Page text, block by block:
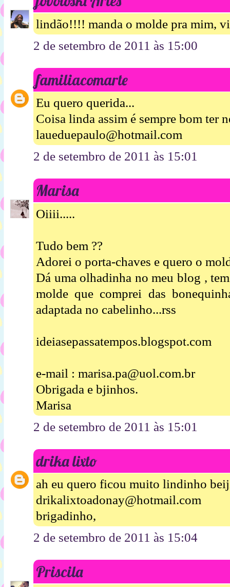
lindão!!!! manda o molde pra mim,
2 de setembro de 2011 às 15:00
familiacomarte
Eu quero querida...
Coisa linda assim é sempre bom ter
laueduepaulo@hotmail.com
2 de setembro de 2011 às 15:01
Marisa
Oiiii.....
Tudo bem ??
Adorei o porta-chaves e quero o
Dá uma olhadinha no meu blog ,
molde que comprei das
adaptada no cabelinho...rss
ideiasepassatempos.blogspot.com
e-mail : marisa.pa@uol.com.br
Obrigada e bjinhos.
Marisa
2 de setembro de 2011 às 15:01
drika lixto
ah eu quero ficou muito lindinho
drikalixtoadonay@hotmail.com
brigadinho,
2 de setembro de 2011 às 15:04
Priscila